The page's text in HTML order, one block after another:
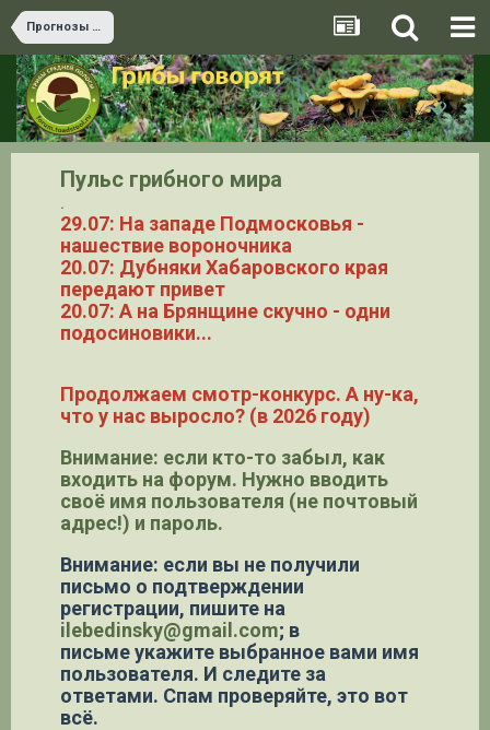
Прогнозы грибов и теория ТВП
Пульс грибного мира
.
29.07: На западе Подмосковья -
нашествие вороночника
20.07: Дубняки Хабаровского края
передают привет
20.07: А на Брянщине скучно - одни
подосиновики...
Продолжаем смотр-конкурс. А ну-ка,
что у нас выросло? (в 2026 году)
Внимание: если кто-то забыл, как
входить на форум. Нужно вводить
своё имя пользователя (не почтовый
адрес!) и пароль.
Внимание: если вы не получили
письмо о подтверждении
регистрации, пишите на
ilebedinsky@gmail.com; в
письме укажите выбранное вами имя
пользователя. И следите за
ответами. Спам проверяйте, это вот
всё.